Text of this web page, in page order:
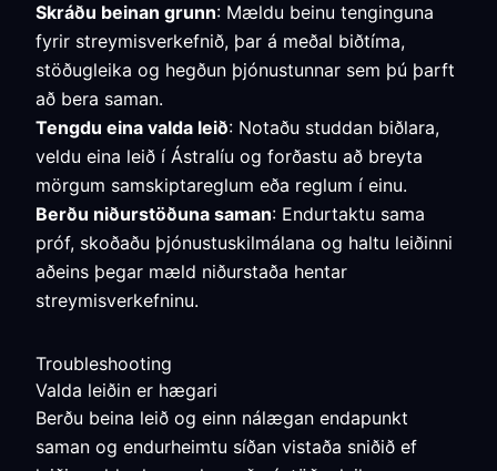
Skráðu beinan grunn: Mældu beinu tenginguna
fyrir streymisverkefnið, þar á meðal biðtíma,
stöðugleika og hegðun þjónustunnar sem þú þarft
að bera saman.
Tengdu eina valda leið: Notaðu studdan biðlara,
veldu eina leið í Ástralíu og forðastu að breyta
mörgum samskiptareglum eða reglum í einu.
Berðu niðurstöðuna saman: Endurtaktu sama
próf, skoðaðu þjónustuskilmálana og haltu leiðinni
aðeins þegar mæld niðurstaða hentar
streymisverkefninu.
Troubleshooting
Valda leiðin er hægari
Berðu beina leið og einn nálægan endapunkt
saman og endurheimtu síðan vistaða sniðið ef